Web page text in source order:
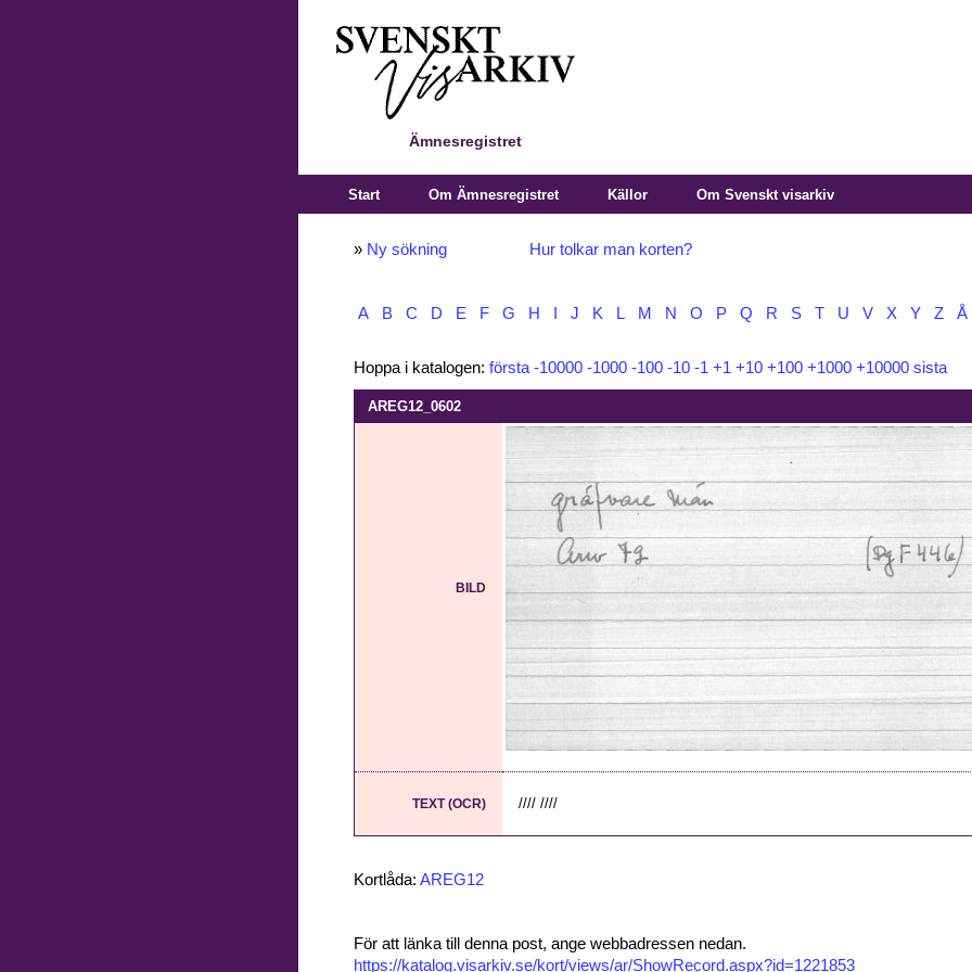
Ämnesregistret
Start Om Ämnesregistret Källor Om Svenskt visarkiv
» Ny sökning Hur tolkar man korten?
A B C D E F G H J K L M N O P Q R S T U V X Y Z Å
Hoppa i katalogen: första -10000 -1000 -100 -10 -1 +1 +10 +100 +1000 +10000 sista
AREG12_0602
BILD
TEXT (OCR) //// ////
Kortlåda: AREG12
För att länka till denna post, ange webbadressen nedan.
https://katalog.visarkiv.se/kort/views/ar/ShowRecord.aspx?id=1221853